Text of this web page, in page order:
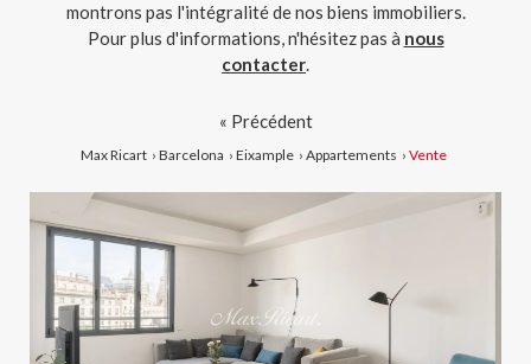
montrons pas l'intégralité de nos biens immobiliers.
Pour plus d'informations, n'hésitez pas à nous
contacter.
Max Ricart › Barcelona › Eixample › Appartements › Vente
« Précédent